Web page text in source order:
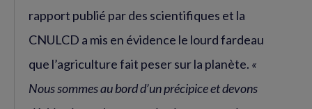
rapport publié par des scientifiques et la
CNULCD a mis en évidence le lourd fardeau
que l’agriculture fait peser sur la planète. «
Nous sommes au bord d’un précipice et devons